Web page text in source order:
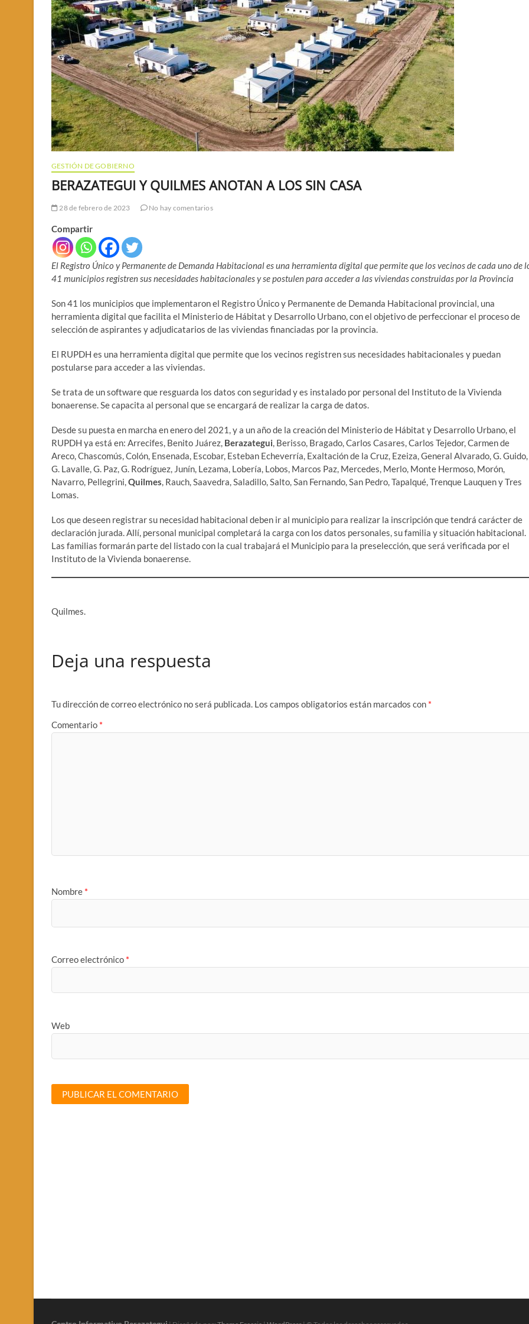
GESTIÓN DE GOBIERNO
BERAZATEGUI Y QUILMES ANOTAN A LOS SIN CASA
28 de febrero de 2023 No hay comentarios
Compartir
El Registro Único y Permanente de Demanda Habitacional es una herramienta digital que permite que los vecinos de cada uno de
41 municipios registren sus necesidades habitacionales y se postulen para acceder a las viviendas construidas por la Provincia
Son 41 los municipios que implementaron el Registro Único y Permanente de Demanda Habitacional provincial, una
herramienta digital que facilita el Ministerio de Hábitat y Desarrollo Urbano, con el objetivo de perfeccionar el proceso de
selección de aspirantes y adjudicatarios de las viviendas financiadas por la provincia.
El RUPDH es una herramienta digital que permite que los vecinos registren sus necesidades habitacionales y puedan
postularse para acceder a las viviendas.
Se trata de un software que resguarda los datos con seguridad y es instalado por personal del Instituto de la Vivienda
bonaerense. Se capacita al personal que se encargará de realizar la carga de datos.
Desde su puesta en marcha en enero del 2021, y a un año de la creación del Ministerio de Hábitat y Desarrollo Urbano, el
RUPDH ya está en: Arrecifes, Benito Juárez, Berazategui, Berisso, Bragado, Carlos Casares, Carlos Tejedor, Carmen de
Areco, Chascomús, Colón, Ensenada, Escobar, Esteban Echeverría, Exaltación de la Cruz, Ezeiza, General Alvarado, G. Guido,
G. Lavalle, G. Paz, G. Rodríguez, Junín, Lezama, Lobería, Lobos, Marcos Paz, Mercedes, Merlo, Monte Hermoso, Morón,
Navarro, Pellegrini,Quilmes, Rauch, Saavedra, Saladillo, Salto, San Fernando, San Pedro, Tapalqué, Trenque Lauquen y Tres
Lomas.
Los que deseen registrar su necesidad habitacional deben ir al municipio para realizar la inscripción que tendrá carácter de
declaración jurada. Allí, personal municipal completará la carga con los datos personales, su familia y situación habitacional.
Las familias formarán parte del listado con la cual trabajará el Municipio para la preselección, que será verificada por el
Instituto de la Vivienda bonaerense.
Quilmes.
Deja una respuesta
Tu dirección de correo electrónico no será publicada. Los campos obligatorios están marcados con *
Comentario *
Nombre *
Correo electrónico *
Web